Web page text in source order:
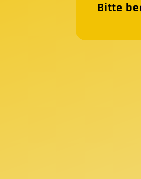
Bitte